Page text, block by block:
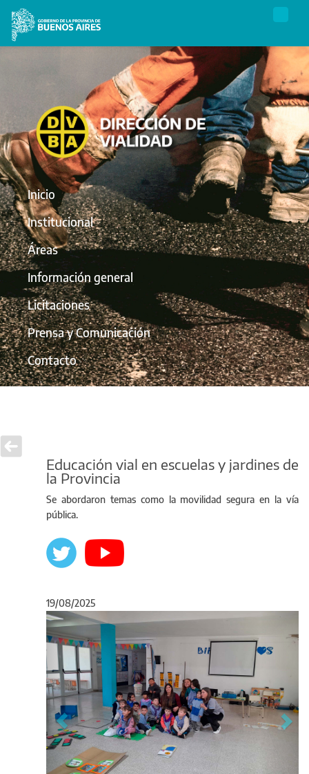
Inicio
Institucional
Áreas
Información general
Licitaciones
Prensa y Comunicación
Contacto
Educación vial en escuelas y jardines de
la Provincia
Se abordaron temas como la movilidad segura en la vía
pública.
19/08/2025
Anterior